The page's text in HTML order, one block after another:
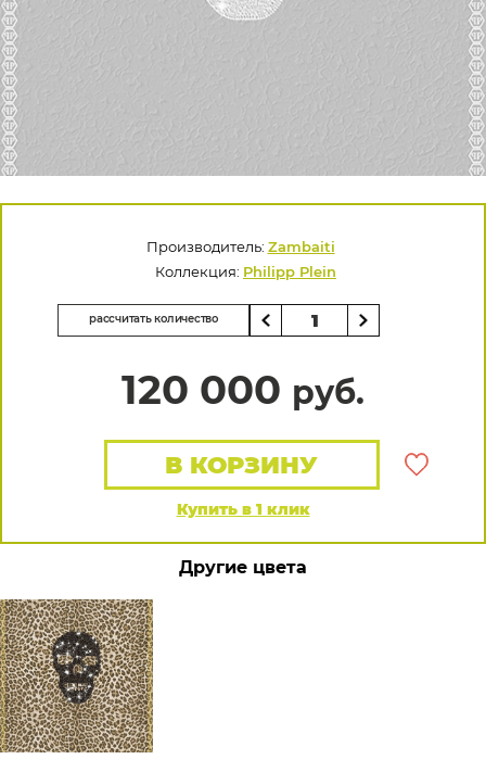
Производитель: Zambaiti
Коллекция: Philipp Plein
рассчитать количество
120 000 руб.
Купить в 1 клик
В КОРЗИНУ
Другие цвета